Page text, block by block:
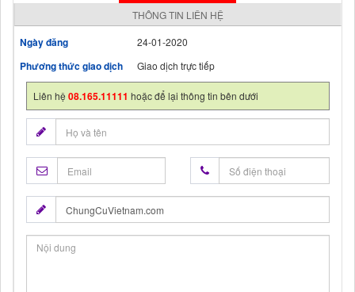
THÔNG TIN LIÊN HỆ
Ngày đăng 24-01-2020
Phương thức giao dịch Giao dịch trực tiếp
Liên hệ08.165.11111 hoặc để lại thông tin bên dưới